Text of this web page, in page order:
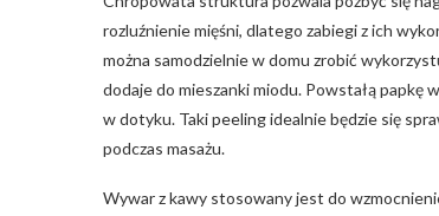
rozluźnienie mięśni, dlatego zabiegi z ich
można samodzielnie w domu zrobić
dodaje do mieszanki miodu. Powstałą papkę
w dotyku. Taki peeling idealnie będzie się
podczas masażu.
Wywar z kawy stosowany jest do